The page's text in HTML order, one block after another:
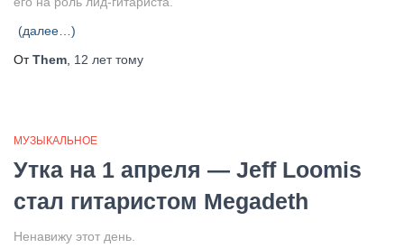
(далее…)
ОтThem 12 леттому
МУЗЫКАЛЬНОЕ
Утка на 1 апреля — Jeff Loomis
стал гитаристом Megadeth
Ненавижу этот день.